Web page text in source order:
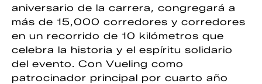
aniversario de la carrera, congregará a
más de 15,000 corredores y corredores
en un recorrido de 10 kilómetros que
celebra la historia y el espíritu solidario
del evento. Con Vueling como
patrocinador principal por cuarto año